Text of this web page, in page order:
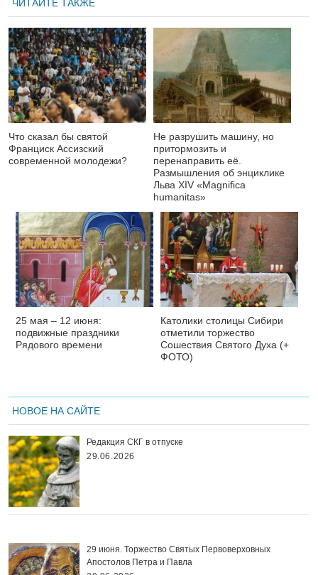
ЧИТАЙТЕ ТАКЖЕ
Что сказал бы святой
Франциск Ассизский
современной молодежи?
Не разрушить машину, но
притормозить и
перенаправить её.
Размышления об энциклике
Льва XIV «Magnifica
humanitas»
25 мая – 12 июня:
подвижные праздники
Рядового времени
Католики столицы Сибири
отметили торжество
Сошествия Святого Духа (+
ФОТО)
НОВОЕ НА САЙТЕ
Редакция СКГ в отпуске
29.06.2026
29 июня. Торжество Святых Первоверховных
Апостолов Петра и Павла